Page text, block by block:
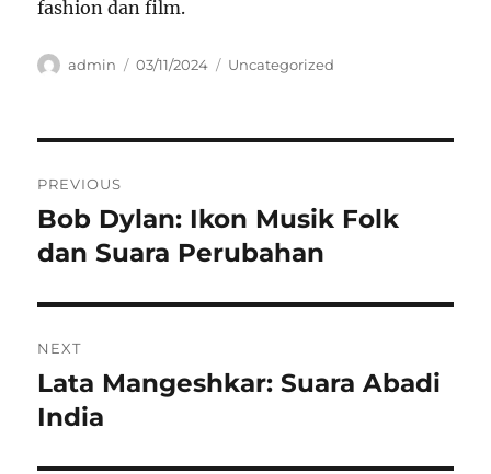
fashion dan film.
Author
admin
Posted
03/11/2024 Categories
Uncategorized
pos
PREVIOUS
Previous
post:
Bob Dylan: Ikon Musik Folk
dan Suara Perubahan
NEXT
Next
post:
Lata Mangeshkar: Suara Abadi
India